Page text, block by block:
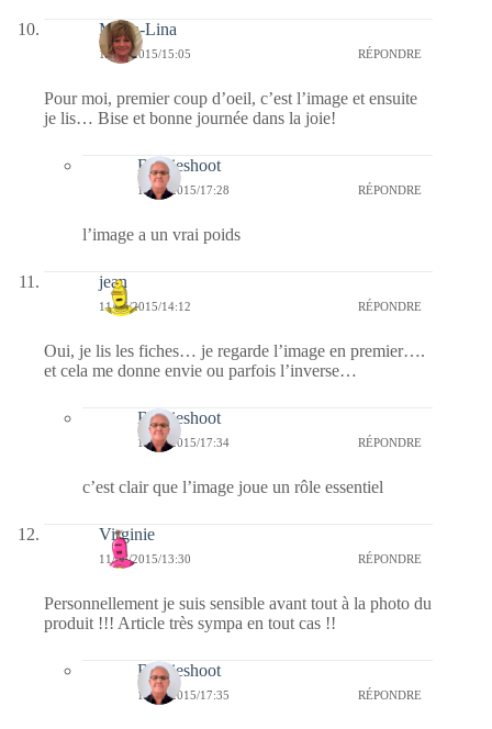
Maria-Lina
11/06/2015/15:05 RÉPONDRE
Pour moi, premier coup d’oeil, c’est l’image et ensuite
je lis… Bise et bonne journée dans la joie!
Bernieshoot
11/06/2015/17:28 RÉPONDRE
l’image a un vrai poids
jean
11/06/2015/14:12 RÉPONDRE
Oui, je lis les fiches… je regarde l’image en premier….
et cela me donne envie ou parfois l’inverse…
Bernieshoot
11/06/2015/17:34 RÉPONDRE
c’est clair que l’image joue un rôle essentiel
Virginie
11/06/2015/13:30 RÉPONDRE
Personnellement je suis sensible avant tout à la photo du
produit !!! Article très sympa en tout cas !!
Bernieshoot
11/06/2015/17:35 RÉPONDRE